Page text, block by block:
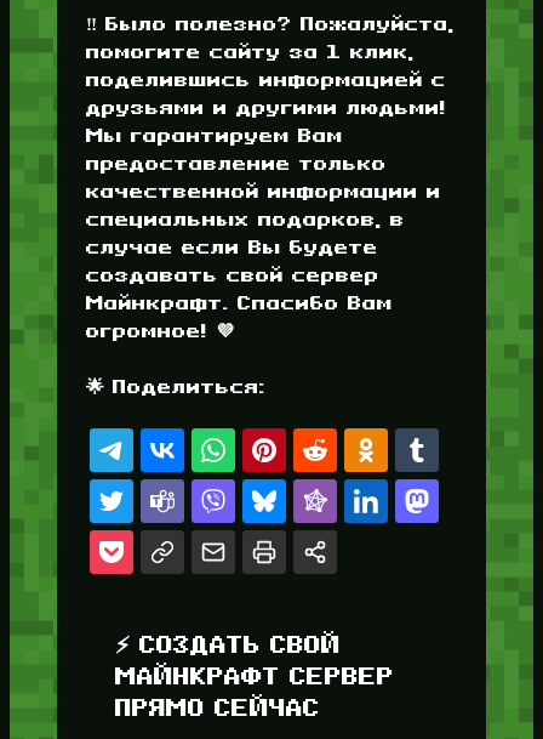
‼️ Было полезно? Пожалуйста,
помогите сайту за 1 клик,
поделившись информацией с
друзьями и другими людьми!
Мы гарантируем Вам
предоставление только
качественной информации и
специальных подарков, в
случае если Вы будете
создавать свой сервер
Майнкрафт. Спасибо Вам
огромное! 💜
🌟 Поделиться:
⚡ СОЗДАТЬ СВОЙ
МАЙНКРАФТ СЕРВЕР
ПРЯМО СЕЙЧАС